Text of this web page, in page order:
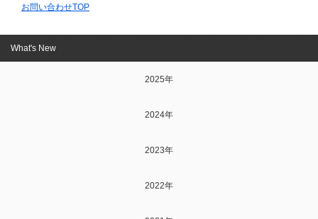
お問い合わせTOP
What's New
2025年
2024年
2023年
2022年